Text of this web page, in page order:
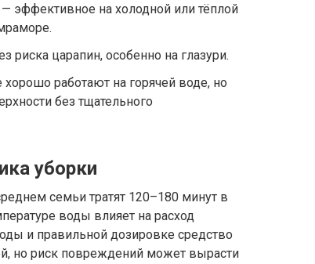
эффективное на холодной или тёплой
царапин, особенно на глазури.
работают на горячей воде, но
без тщательного
уборки
семьи тратят 120–180 минут в
воды влияет на расход
и правильной дозировке средство
но риск повреждений может вырасти